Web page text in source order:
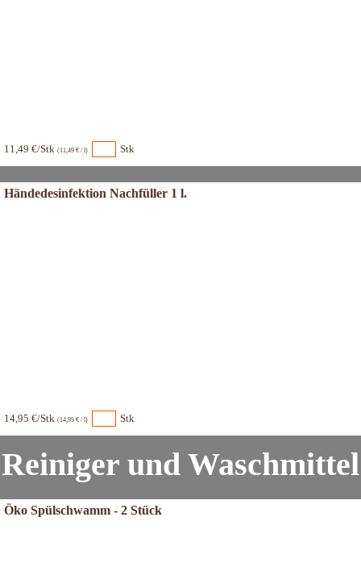
11,49 €/Stk (11,49 € / l) Stk
Händedesinfektion Nachfüller 1 l.
14,95 €/Stk (14,95 € / l) Stk
Reiniger und Waschmittel
Öko Spülschwamm - 2 Stück